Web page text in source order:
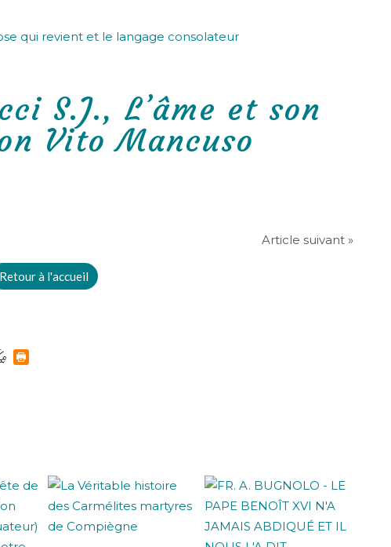
qui revient et le langage consolateur
S.J., L’âme et son
Vito Mancuso
Article suivant »
Retour à l'accueil